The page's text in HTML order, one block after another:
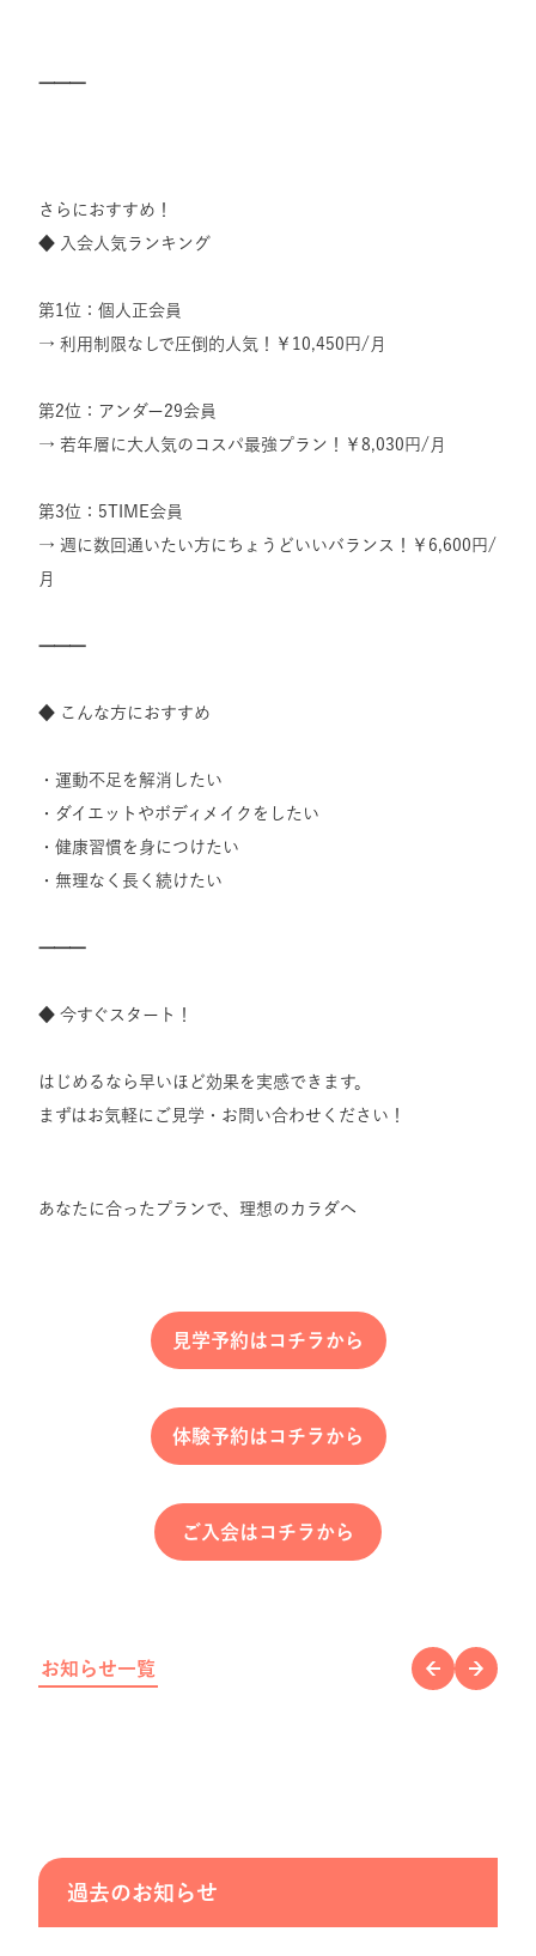
⸻
さらにおすすめ！
◆ 入会人気ランキング
第1位：個人正会員
→ 利用制限なしで圧倒的人気！￥10,450円/月
第2位：アンダー29会員
→ 若年層に大人気のコスパ最強プラン！￥8,030円/月
第3位：5TIME会員
→ 週に数回通いたい方にちょうどいいバランス！￥6,600円/
月
⸻
◆ こんな方におすすめ
・運動不足を解消したい
・ダイエットやボディメイクをしたい
・健康習慣を身につけたい
・無理なく長く続けたい
⸻
◆ 今すぐスタート！
はじめるなら早いほど効果を実感できます。
まずはお気軽にご見学・お問い合わせください！
あなたに合ったプランで、理想のカラダへ
見学予約はコチラから
体験予約はコチラから
ご入会はコチラから
お知らせ一覧
過去のお知らせ